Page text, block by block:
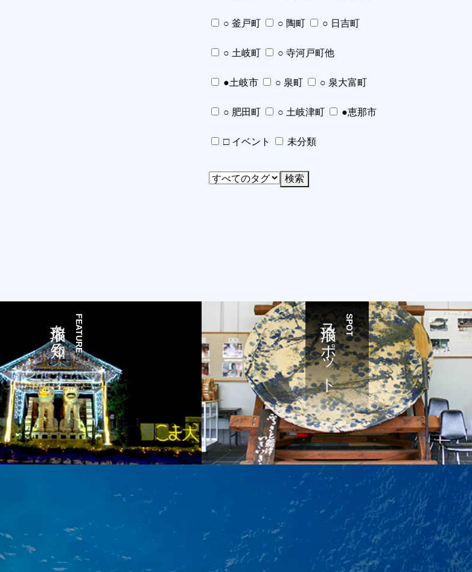
○ 釜戸町 ○ 陶町 ○ 日吉町
○ 土岐町 ○ 寺河戸町他
●土岐市 ○ 泉町 ○ 泉大富町
○ 肥田町 ○ 土岐津町 ●恵那市
□ イベント 未分類
FEATURE
瑞浪を知る SPOT
瑞浪スポット